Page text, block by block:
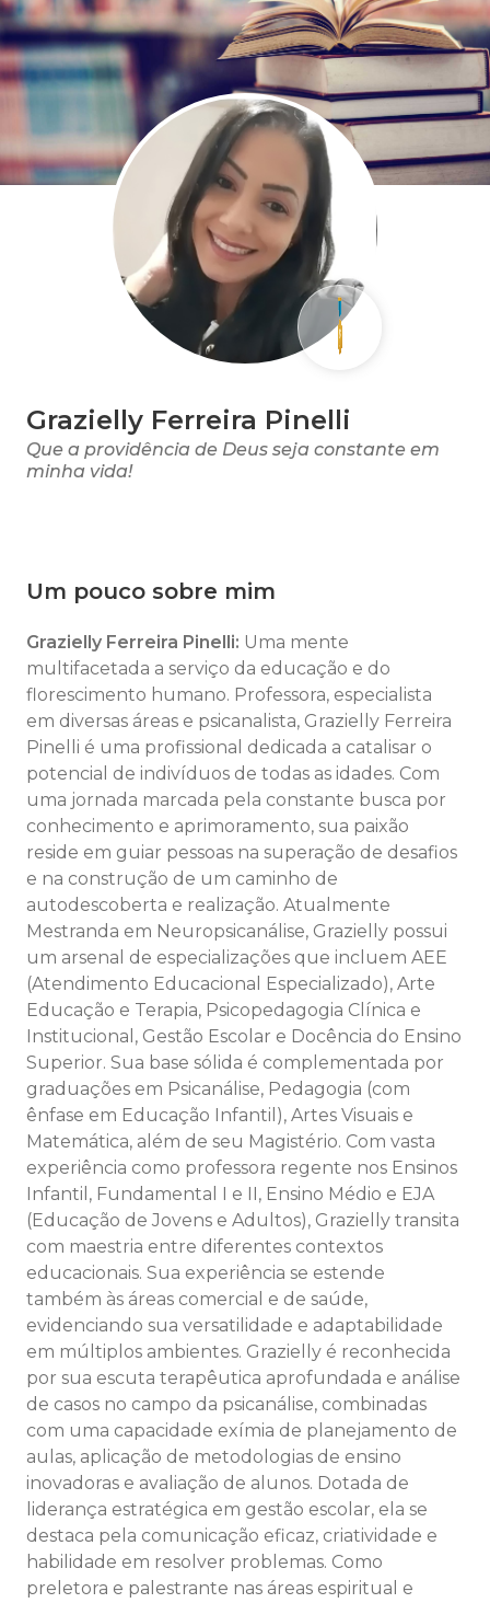
Grazielly Ferreira Pinelli
Que a providência de Deus seja constante em
minha vida!
Um pouco sobre mim
Grazielly Ferreira Pinelli: Uma mente
multifacetada a serviço da educação e do
florescimento humano. Professora, especialista
em diversas áreas e psicanalista, Grazielly Ferreira
Pinelli é uma profissional dedicada a catalisar o
potencial de indivíduos de todas as idades. Com
uma jornada marcada pela constante busca por
conhecimento e aprimoramento, sua paixão
reside em guiar pessoas na superação de desafios
e na construção de um caminho de
autodescoberta e realização. Atualmente
Mestranda em Neuropsicanálise, Grazielly possui
um arsenal de especializações que incluem AEE
(Atendimento Educacional Especializado), Arte
Educação e Terapia, Psicopedagogia Clínica e
Institucional, Gestão Escolar e Docência do Ensino
Superior. Sua base sólida é complementada por
graduações em Psicanálise, Pedagogia (com
ênfase em Educação Infantil), Artes Visuais e
Matemática, além de seu Magistério. Com vasta
experiência como professora regente nos Ensinos
Infantil, Fundamental I e II, Ensino Médio e EJA
(Educação de Jovens e Adultos), Grazielly transita
com maestria entre diferentes contextos
educacionais. Sua experiência se estende
também às áreas comercial e de saúde,
evidenciando sua versatilidade e adaptabilidade
em múltiplos ambientes. Grazielly é reconhecida
por sua escuta terapêutica aprofundada e análise
de casos no campo da psicanálise, combinadas
com uma capacidade exímia de planejamento de
aulas, aplicação de metodologias de ensino
inovadoras e avaliação de alunos. Dotada de
liderança estratégica em gestão escolar, ela se
destaca pela comunicação eficaz, criatividade e
habilidade em resolver problemas. Como
preletora e palestrante nas áreas espiritual e